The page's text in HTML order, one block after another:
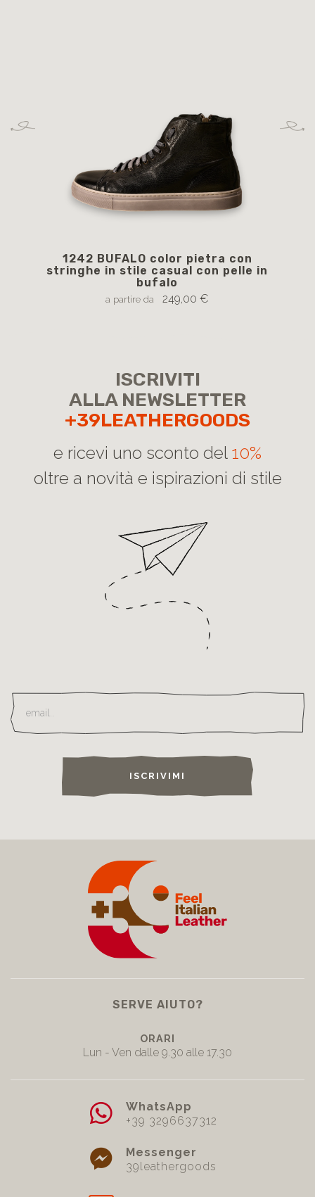
1242 BUFALO color pietra con
stringhe in stile casual con pelle in
bufalo
a partire da 249,00 €
ISCRIVITI
ALLA NEWSLETTER
+39LEATHERGOODS
e ricevi uno sconto del 10%
oltre a novità e ispirazioni di stile
ISCRIVIMI
SERVE AIUTO?
ORARI
Lun - Ven dalle 9.30 alle 17.30
WhatsApp
+39 3296637312
Messenger
39leathergoods